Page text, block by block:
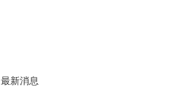
最新消息